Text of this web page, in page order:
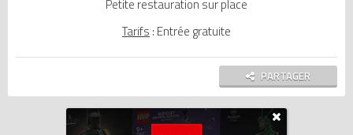
Petite restauration sur place
Tarifs : Entrée gratuite
PARTAGER